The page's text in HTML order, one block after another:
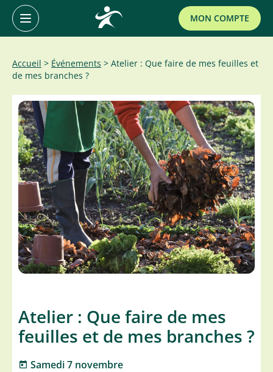
Accéder
contenu
Primary
Menu
MON COMPTE
Accueil > Événements > Atelier : Que faire de mes feuilles et
de mes branches ?
Atelier : Que faire de mes
feuilles et de mes branches ?
Samedi 7 novembre